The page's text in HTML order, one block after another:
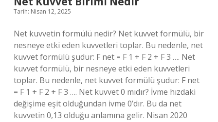
Tarih: Nisan 12, 2025
Net kuvvetin formülü nedir? Net kuvvet formülü, bir
nesneye etki eden kuvvetleri toplar. Bu nedenle, net
kuvvet formülü şudur: F net = F 1 + F 2 + F 3 …. Net
kuvvet formülü, bir nesneye etki eden kuvvetleri
toplar. Bu nedenle, net kuvvet formülü şudur: F net
= F 1 + F 2 + F 3 …. Net kuvvet 0 mıdır? İvme hızdaki
değişime eşit olduğundan ivme 0’dır. Bu da net
kuvvetin 0,13 olduğu anlamına gelir. Nisan 2020